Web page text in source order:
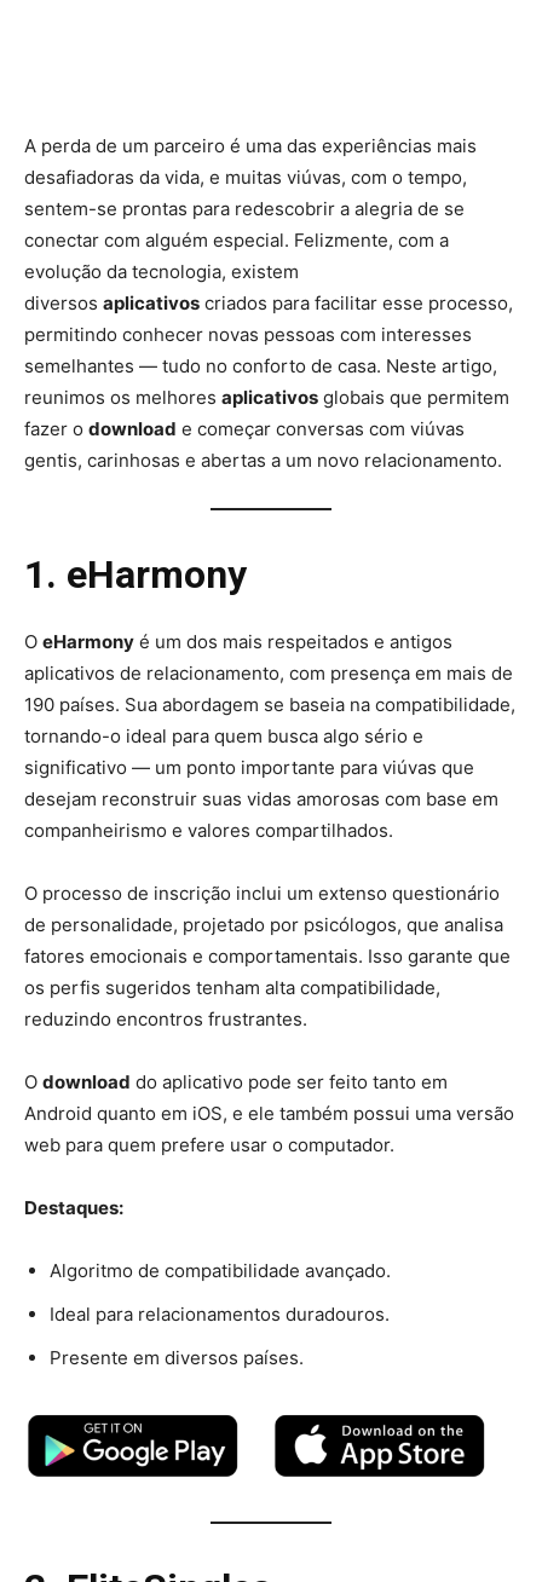
A perda de um parceiro é uma das experiências mais
desafiadoras da vida, e muitas viúvas, com o tempo,
sentem-se prontas para redescobrir a alegria de se
conectar com alguém especial. Felizmente, com a
evolução da tecnologia, existem
diversos aplicativos criados para facilitar esse processo,
permitindo conhecer novas pessoas com interesses
semelhantes — tudo no conforto de casa. Neste artigo,
reunimos os melhores aplicativos globais que permitem
fazer o download e começar conversas com viúvas
gentis, carinhosas e abertas a um novo relacionamento.
1. eHarmony
O eHarmony é um dos mais respeitados e antigos
aplicativos de relacionamento, com presença em mais de
190 países. Sua abordagem se baseia na compatibilidade,
tornando-o ideal para quem busca algo sério e
significativo — um ponto importante para viúvas que
desejam reconstruir suas vidas amorosas com base em
companheirismo e valores compartilhados.
O processo de inscrição inclui um extenso questionário
de personalidade, projetado por psicólogos, que analisa
fatores emocionais e comportamentais. Isso garante que
os perfis sugeridos tenham alta compatibilidade,
reduzindo encontros frustrantes.
O download do aplicativo pode ser feito tanto em
Android quanto em iOS, e ele também possui uma versão
web para quem prefere usar o computador.
Destaques:
Algoritmo de compatibilidade avançado.
Ideal para relacionamentos duradouros.
Presente em diversos países.